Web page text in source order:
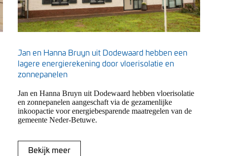
Jan en Hanna Bruyn uit Dodewaard hebben een
lagere energierekening door vloerisolatie en
zonnepanelen
Jan en Hanna Bruyn uit Dodewaard hebben vloerisolatie
en zonnepanelen aangeschaft via de gezamenlijke
inkoopactie voor energiebesparende maatregelen van de
gemeente Neder-Betuwe.
Bekijk meer